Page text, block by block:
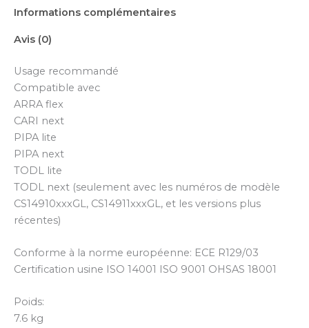
Informations complémentaires
Avis (0)
Usage recommandé
Compatible avec
ARRA flex
CARI next
PIPA lite
PIPA next
TODL lite
TODL next (seulement avec les numéros de modèle
CS14910xxxGL, CS14911xxxGL, et les versions plus
récentes)
Conforme à la norme européenne: ECE R129/03
Certification usine ISO 14001 ISO 9001 OHSAS 18001
Poids:
7.6 kg